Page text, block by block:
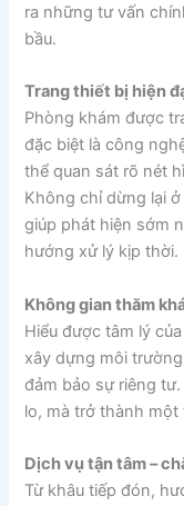
ra những tư vấn
bầu.
Trang thiết bị hiện
Phòng khám được
đặc biệt là công
thể quan sát rõ nét
Không chỉ dừng lại
giúp phát hiện sớm
hướng xử lý kịp thời.
Không gian thăm
Hiểu được tâm lý
xây dựng môi
đảm bảo sự riêng
lo, mà trở thành một
Dịch vụ tận tâm –
Từ khâu tiếp đón,